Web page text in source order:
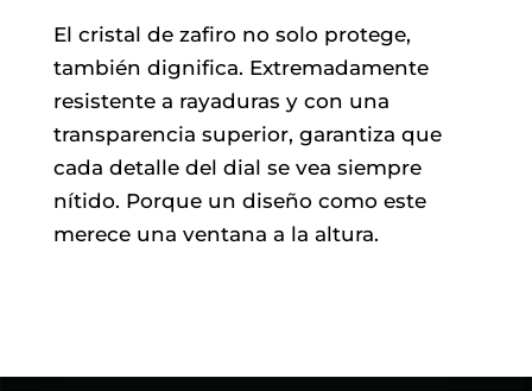
El cristal de zafiro no solo protege,
también dignifica. Extremadamente
resistente a rayaduras y con una
transparencia superior, garantiza que
cada detalle del dial se vea siempre
nítido. Porque un diseño como este
merece una ventana a la altura.